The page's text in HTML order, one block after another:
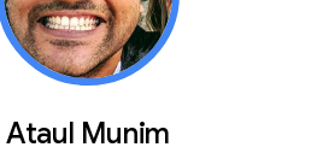
Ataul Munim